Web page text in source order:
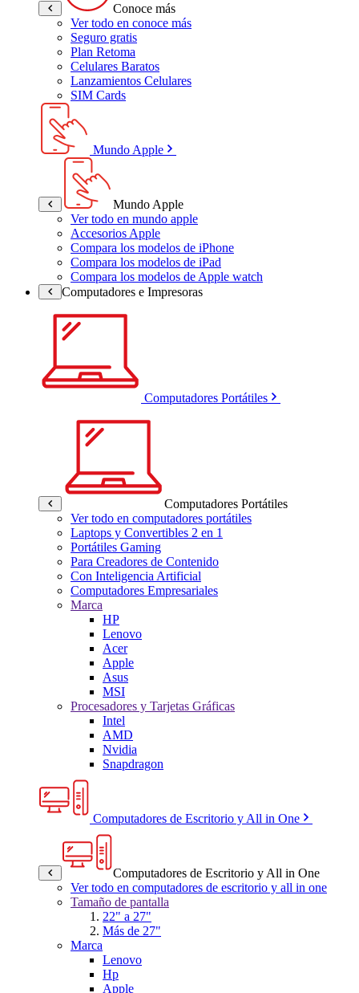
Conoce más
Ver todo en conoce más
Seguro gratis
Plan Retoma
Celulares Baratos
Lanzamientos Celulares
SIM Cards
Mundo Apple
Mundo Apple
Ver todo en mundo apple
Accesorios Apple
Compara los modelos de iPhone
Compara los modelos de iPad
Compara los modelos de Apple watch
Computadores e Impresoras
Computadores Portátiles
Computadores Portátiles
Ver todo en computadores portátiles
Laptops y Convertibles 2 en 1
Portátiles Gaming
Para Creadores de Contenido
Con Inteligencia Artificial
Computadores Empresariales
Marca
HP
Lenovo
Acer
Apple
Asus
MSI
Procesadores y Tarjetas Gráficas
Intel
AMD
Nvidia
Snapdragon
Computadores de Escritorio y All in One
Computadores de Escritorio y All in One
Ver todo en computadores de escritorio y all in one
Tamaño de pantalla
22" a 27"
Más de 27"
Marca
Lenovo
Hp
Apple